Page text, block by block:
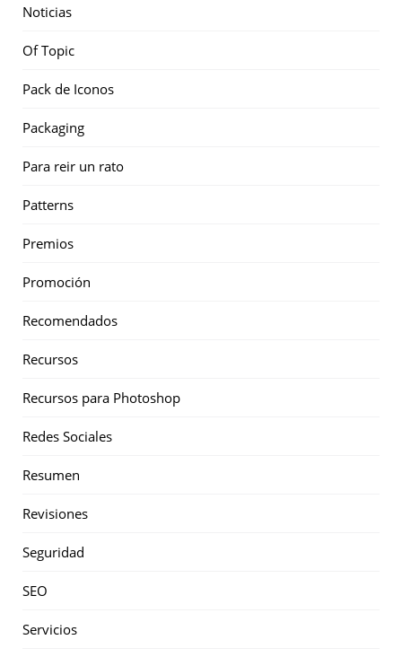
Noticias
Of Topic
Pack de Iconos
Packaging
Para reir un rato
Patterns
Premios
Promoción
Recomendados
Recursos
Recursos para Photoshop
Redes Sociales
Resumen
Revisiones
Seguridad
SEO
Servicios